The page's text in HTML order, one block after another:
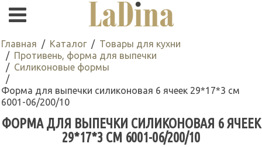
Главная Каталог
Товары для кухни
Противень, форма для выпечки
Силиконовые формы
Форма для выпечки силиконовая 6 ячеек 29*17*3 см
6001-06/200/10
ФОРМА ДЛЯ ВЫПЕЧКИ СИЛИКОНОВАЯ 6 ЯЧЕЕК
29*17*3 СМ 6001-06/200/10